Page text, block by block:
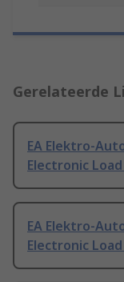
Gerelateerde
EA Elektro-
Electronic
EA Elektro-
Electronic